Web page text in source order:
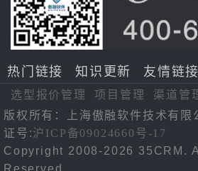
热门链接 知识更新 友情链接
选型报价管理 项目管理 渠道管
版权所有：上海傲融软件技术有限
证号:沪ICP备09024660号-17
Copyright 2008-2026 35CRM.
Reserved.